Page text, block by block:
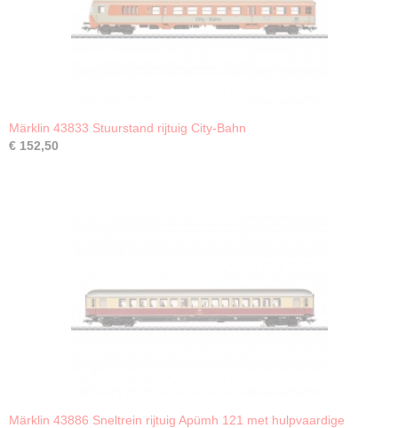
Märklin 43833 Stuurstand rijtuig City-Bahn
€ 152,50
Märklin 43886 Sneltrein rijtuig Apümh 121 met hulpvaardige